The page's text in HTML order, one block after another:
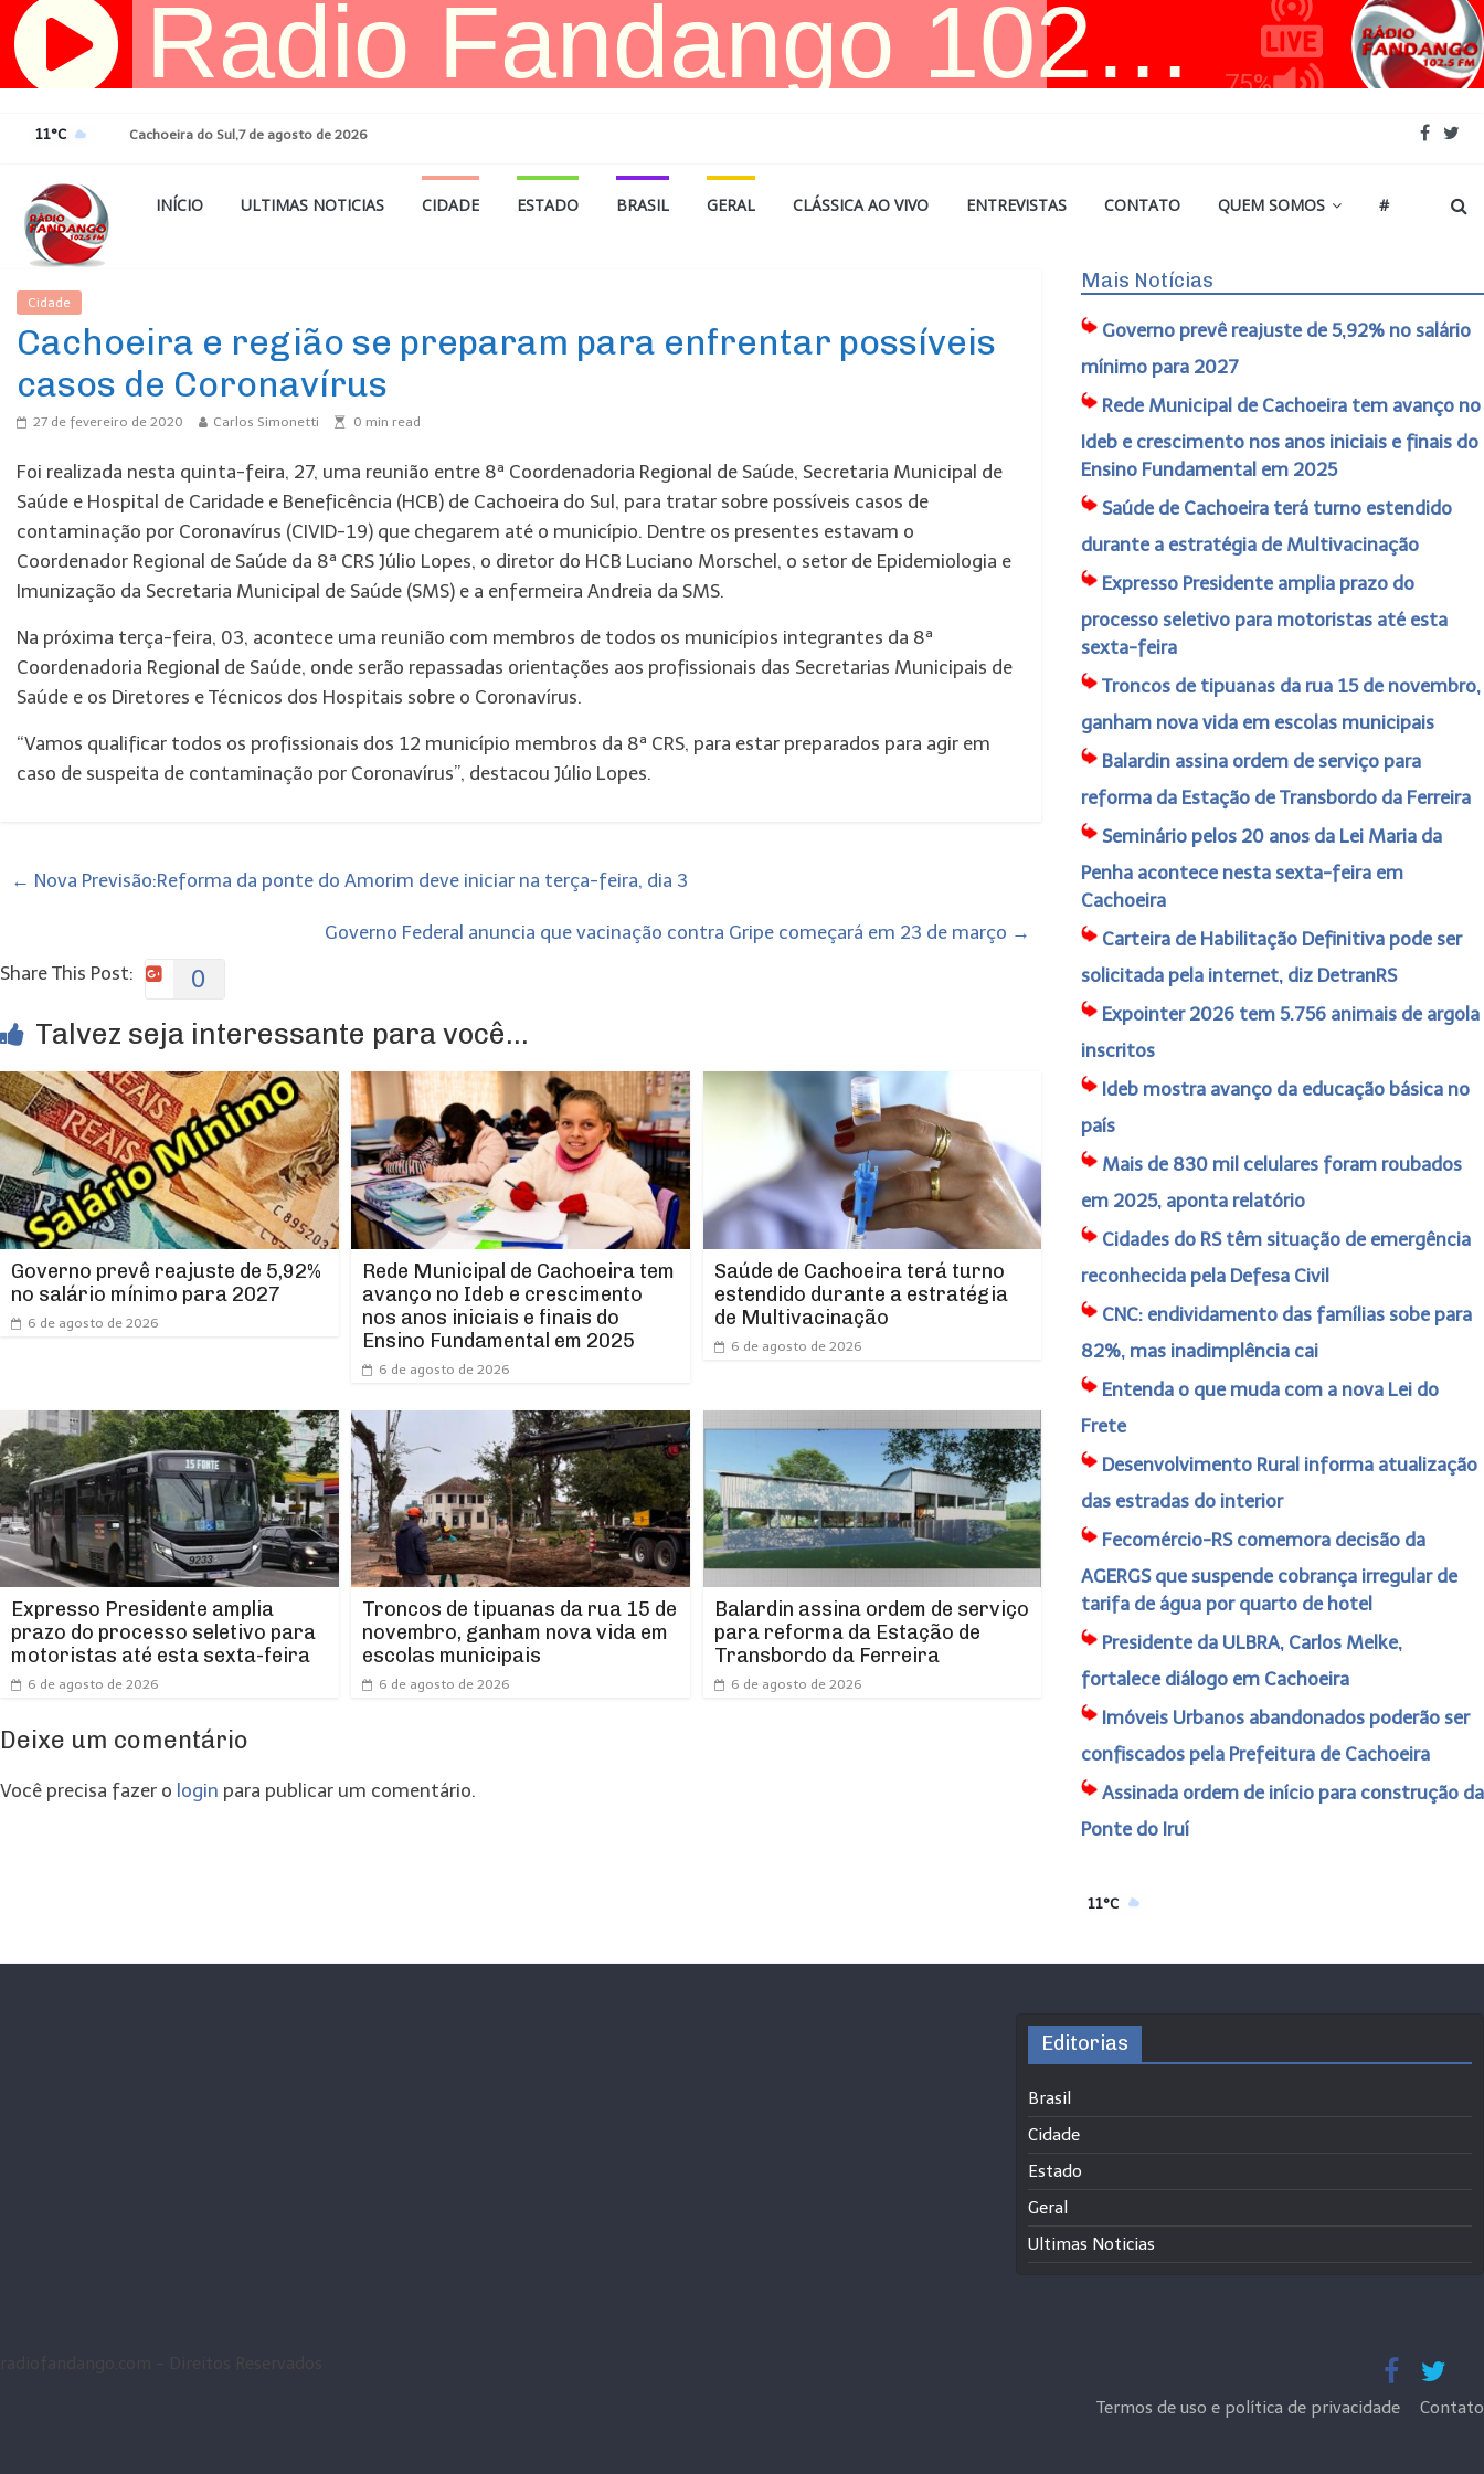
Pular
para
11°C Cachoeira do Sul,7 de agosto de 2026
INÍCIO ULTIMAS NOTICIAS CIDADE ESTADO BRASIL GERAL CLÁSSICA AO VIVO ENTREVISTAS CONTATO QUEM SOMOS #
Cidade
Cachoeira e região se preparam para enfrentar possíveis
casos de Coronavírus
27 de fevereiro de 2020 Carlos Simonetti 0 min read
Foi realizada nesta quinta-feira, 27, uma reunião entre 8ª Coordenadoria Regional de Saúde, Secretaria Municipal de
Saúde e Hospital de Caridade e Beneficência (HCB) de Cachoeira do Sul, para tratar sobre possíveis casos de
contaminação por Coronavírus (CIVID-19) que chegarem até o município. Dentre os presentes estavam o
Coordenador Regional de Saúde da 8ª CRS Júlio Lopes, o diretor do HCB Luciano Morschel, o setor de Epidemiologia e
Imunização da Secretaria Municipal de Saúde (SMS) e a enfermeira Andreia da SMS.
Na próxima terça-feira, 03, acontece uma reunião com membros de todos os municípios integrantes da 8ª
Coordenadoria Regional de Saúde, onde serão repassadas orientações aos profissionais das Secretarias Municipais de
Saúde e os Diretores e Técnicos dos Hospitais sobre o Coronavírus.
“Vamos qualificar todos os profissionais dos 12 município membros da 8ª CRS, para estar preparados para agir em
caso de suspeita de contaminação por Coronavírus”, destacou Júlio Lopes.
← Nova Previsão:Reforma da ponte do Amorim deve iniciar na terça-feira, dia 3
Governo Federal anuncia que vacinação contra Gripe começará em 23 de março →
Share This Post:
0
Talvez seja interessante para você...
Governo prevê reajuste de 5,92%
no salário mínimo para 2027
6 de agosto de 2026
Rede Municipal de Cachoeira tem
avanço no Ideb e crescimento
nos anos iniciais e finais do
Ensino Fundamental em 2025
6 de agosto de 2026
Saúde de Cachoeira terá turno
estendido durante a estratégia
de Multivacinação
6 de agosto de 2026
Expresso Presidente amplia
prazo do processo seletivo para
motoristas até esta sexta-feira
6 de agosto de 2026
Troncos de tipuanas da rua 15 de
novembro, ganham nova vida em
escolas municipais
6 de agosto de 2026
Balardin assina ordem de serviço
para reforma da Estação de
Transbordo da Ferreira
6 de agosto de 2026
Deixe um comentário
Você precisa fazer o login para publicar um comentário.
Mais Notícias
Governo prevê reajuste de 5,92% no salário
mínimo para 2027
Rede Municipal de Cachoeira tem avanço no
Ideb e crescimento nos anos iniciais e finais do
Ensino Fundamental em 2025
Saúde de Cachoeira terá turno estendido
durante a estratégia de Multivacinação
Expresso Presidente amplia prazo do
processo seletivo para motoristas até esta
sexta-feira
Troncos de tipuanas da rua 15 de novembro,
ganham nova vida em escolas municipais
Balardin assina ordem de serviço para
reforma da Estação de Transbordo da Ferreira
Seminário pelos 20 anos da Lei Maria da
Penha acontece nesta sexta-feira em
Cachoeira
Carteira de Habilitação Definitiva pode ser
solicitada pela internet, diz DetranRS
Expointer 2026 tem 5.756 animais de argola
inscritos
Ideb mostra avanço da educação básica no
país
Mais de 830 mil celulares foram roubados
em 2025, aponta relatório
Cidades do RS têm situação de emergência
reconhecida pela Defesa Civil
CNC: endividamento das famílias sobe para
82%, mas inadimplência cai
Entenda o que muda com a nova Lei do
Frete
Desenvolvimento Rural informa atualização
das estradas do interior
Fecomércio-RS comemora decisão da
AGERGS que suspende cobrança irregular de
tarifa de água por quarto de hotel
Presidente da ULBRA, Carlos Melke,
fortalece diálogo em Cachoeira
Imóveis Urbanos abandonados poderão ser
confiscados pela Prefeitura de Cachoeira
Assinada ordem de início para construção da
Ponte do Iruí
11°C
Editorias
Brasil
Cidade
Estado
Geral
Ultimas Noticias
Termos de uso e política de privacidade Contato